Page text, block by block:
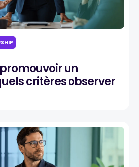
un
critères observer